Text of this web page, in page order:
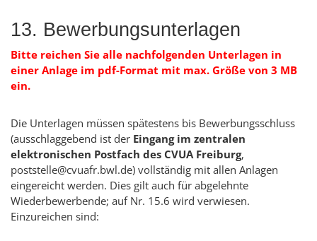
13. Bewerbungsunterlagen
Bitte reichen Sie alle nachfolgenden Unterlagen in
einer Anlage im pdf-Format mit max. Größe von 3 MB
ein.
Die Unterlagen müssen spätestens bis Bewerbungsschluss
(ausschlaggebend ist der Eingang im zentralen
elektronischen Postfach des CVUA Freiburg,
poststelle@cvuafr.bwl.de) vollständig mit allen Anlagen
eingereicht werden. Dies gilt auch für abgelehnte
Wiederbewerbende; auf Nr. 15.6 wird verwiesen.
Einzureichen sind: